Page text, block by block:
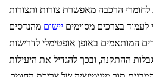
לחומרי הרכבה מאפשרת צורות ותצורות
בצרכים מסוימים יישום מהנדסים
המותאמים באופן אופטימלי לדרישות
ההתקנה, ובכך להגדיל את היעילות